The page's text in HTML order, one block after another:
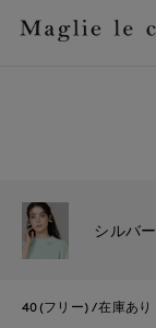
シルバー
40(フリー) 在庫あり